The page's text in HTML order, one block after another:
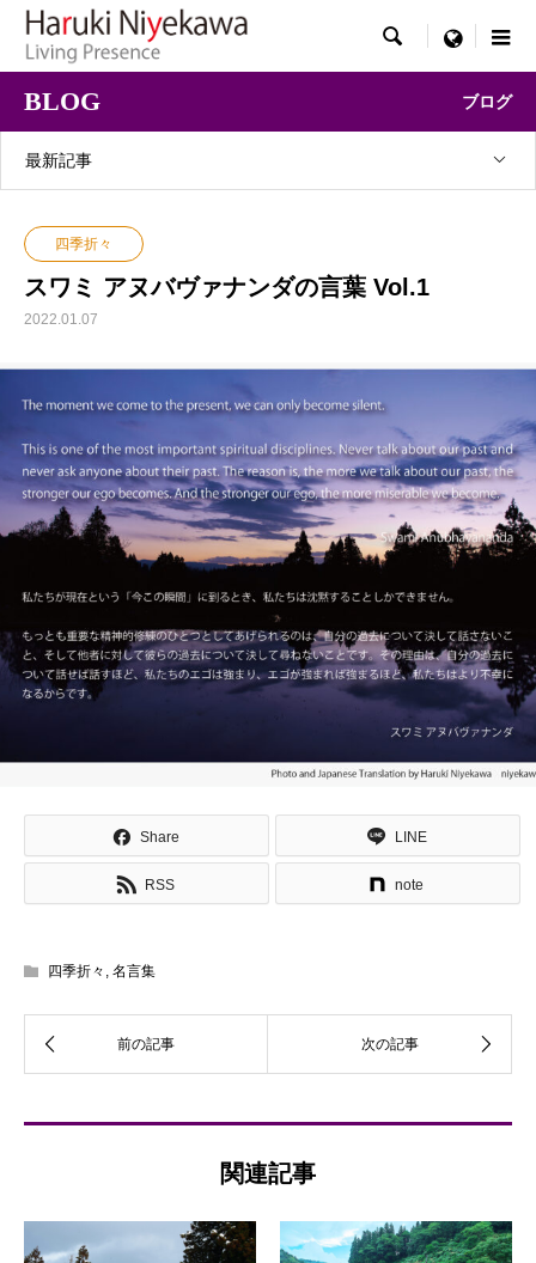
 menu
BLOG ブログ
最新記事
四季折々
スワミ アヌバヴァナンダの言葉 Vol.1
2022.01.07
Share LINE
RSS note
四季折々 , 名言集
関連記事